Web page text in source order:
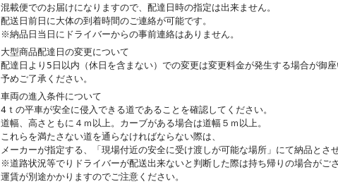
混載便でのお届けになりますので、配達日時の指定は出来ません。
配送日前日に大体の到着時間のご連絡が可能です。
※納品日当日にドライバーからの事前連絡はありません。
大型商品配達日の変更について
配達日より5日以内（休日を含まない）での変更は変更料金が発生する場合が御座
予めご了承ください。
車両の進入条件について
4ｔの平車が安全に侵入できる道であることを確認してください。
道幅、高さともに４ｍ以上。カーブがある場合は道幅５ｍ以上。
これらを満たさない道を通らなければならない際は、
メーカーが指定する、「現場付近の安全に受け渡しが可能な場所」にて納品とさ
※道路状況等でりドライバーが配送出来ないと判断した際は持ち帰りの場合がご
運賃が別途かかりますのでご注意ください。